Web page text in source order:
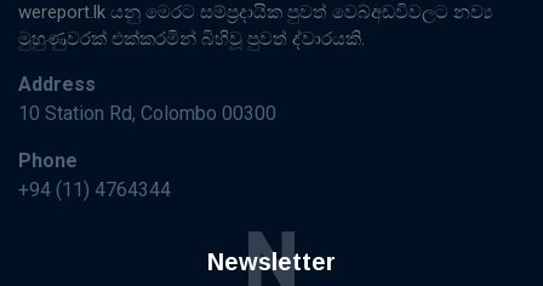
wereport.lk යනු මෙරට සම්ප්‍රදායික පුවත් වෙබ්අඩවිවලට නව්‍ය
මුහුණුවරක් එක්කරමින් බිහිවූ පුවත් ද්වාරයකි.
Address
10 Station Rd, Colombo 00300
Phone
+94 (11) 4764344
Newsletter
N